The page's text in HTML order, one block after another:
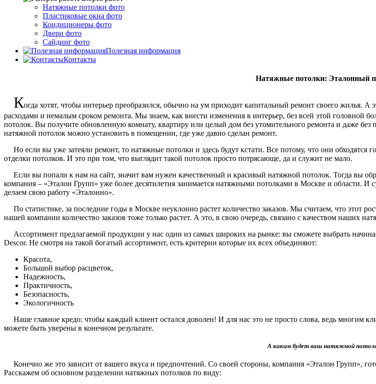
Натяжные потолки фото
Пластиковые окна фото
Кондиционеры фото
Двери фото
Сайдинг фото
Полезная информация
Контакты
Натяжные потолки: Эталонный
Когда хотят, чтобы интерьер преобразился, обычно на ум приходит капитальный ремонт своего жилья. А
расходами и немалым сроком ремонта. Мы знаем, как внести изменения в интерьер, без всей этой головной
потолок. Вы получите обновленную комнату, квартиру или целый дом без утомительного ремонта и даже без
натяжной потолок можно установить в помещении, где уже давно сделан ремонт.
Но если вы уже затеяли ремонт, то натяжные потолки и здесь будут кстати. Все потому, что они обходятся
отделки потолков. И это при том, что выглядит такой потолок просто потрясающе, да и служит не мало.
Если вы попали к нам на сайт, значит вам нужен качественный и красивый натяжной потолок. Тогда вы
компания – «Эталон Групп» уже более десятилетия занимается натяжными потолками в Москве и области. И
делаем свою работу «Эталонно».
По статистике, за последние годы в Москве неуклонно растет количество заказов. Мы считаем, что этот
нашей компании количество заказов тоже только растет. А это, в свою очередь, связано с качеством
Ассортимент предлагаемой продукции у нас один из самых широких на рынке: вы сможете выбрать
Descor. Не смотря на такой богатый ассортимент, есть критерии которые их всех объединяют:
Красота,
Большой выбор расцветок,
Надежность,
Практичность,
Безопасность,
Экологичность
Наше главное кредо: чтобы каждый клиент остался доволен! И для нас это не просто слова, ведь многим
можете быть уверены в конечном результате.
А каким будет ваш натяжной
Конечно же это зависит от вашего вкуса и предпочтений. Со своей стороны, компания «Эталон Групп»,
Расскажем об основном разделении натяжных потолков по виду: